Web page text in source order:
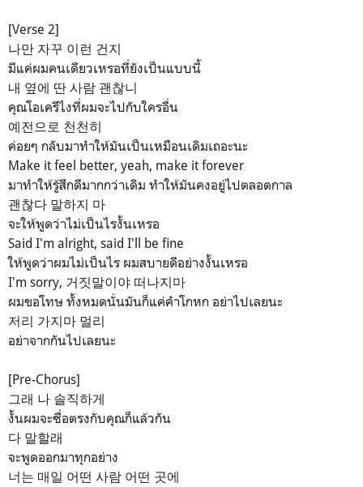
[Verse 2]
나만 자꾸 이런 건지
มีแค่ผมคนเดียวเหรอที่ยังเป็นแบบนี้
내 옆에 딴 사람 괜찮니
คุณโอเครึไงที่ผมจะไปกับใครอื่น
예전으로 천천히
ค่อยๆ กลับมาทำให้มันเป็นเหมือนเดิมเถอะนะ
Make it feel better, yeah, make it forever
มาทำให้รู้สึกดีมากกว่าเดิม ทำให้มันคงอยู่ไปตลอดกาล
괜찮다 말하지 마
จะให้พูดว่าไม่เป็นไรงั้นเหรอ
Said I'm alright, said I'll be ﬁne
ให้พูดว่าผมไม่เป็นไร ผมสบายดีอย่างงั้นเหรอ
I'm sorry, 거짓말이야 떠나지마
ผมขอโทษ ทั้งหมดนั่นมันก็แค่คำโกหก อย่าไปเลยนะ
저리 가지마 멀리
อย่าจากกันไปเลยนะ
[Pre-Chorus]
그래 나 솔직하게
งั้นผมจะซื่อตรงกับคุณก็แล้วกัน
다 말할래
จะพูดออกมาทุกอย่าง
너는 매일 어떤 사람 어떤 곳에